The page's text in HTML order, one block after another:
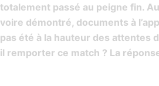
totalement passé au peigne fin.
voire démontré, documents à
pas été à la hauteur des attentes
il remporter ce match ? La